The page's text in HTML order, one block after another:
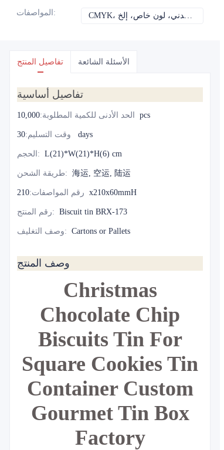
المواصفات : CMYK، بانتون، معدني، لون خاص، إلخ
تفاصيل المنتج الأسئلة الشائعة
تفاصيل أساسية
الحد الأدنى للكمية المطلوبة: 10,000pcs
وقت التسليم: 30 days
الحجم : L(21)*W(21)*H(6) cm
طريقة الشحن: 海运, 空运, 陆运
رقم المواصفات: 210x210x60mmH
رقم المنتج: Biscuit tin BRX-173
وصف التغليف: Cartons or Pallets
وصف المنتج
Christmas
Chocolate Chip
Biscuits Tin For
Square Cookies Tin
Container Custom
Gourmet Tin Box
Factory